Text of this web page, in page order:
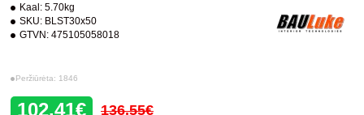
Kaal: 5.70kg
SKU: BLST30x50
GTVN: 475105058018
Peržiūrėta: 1846
102.41€ 136.55€